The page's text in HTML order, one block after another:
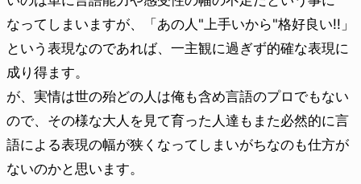
なってしまいますが、「あの人"上手いから"格好良い!!」
という表現なのであれば、一主観に過ぎず的確な表現に
成り得ます。
が、実情は世の殆どの人は俺も含め言語のプロでもない
ので、その様な大人を見て育った人達もまた必然的に言
語による表現の幅が狭くなってしまいがちなのも仕方が
ないのかと思います。